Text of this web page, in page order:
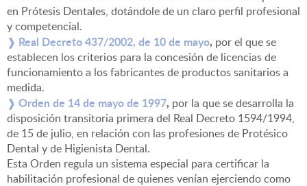
en Prótesis Dentales, dotándole de un claro perfil profesional
y competencial.
❱ Real Decreto 437/2002, de 10 de mayo, por el que se
establecen los criterios para la concesión de licencias de
funcionamiento a los fabricantes de productos sanitarios a
medida.
❱ Orden de 14 de mayo de 1997, por la que se desarrolla la
disposición transitoria primera del Real Decreto 1594/1994,
de 15 de julio, en relación con las profesiones de Protésico
Dental y de Higienista Dental.
Esta Orden regula un sistema especial para certificar la
habilitación profesional de quienes venían ejerciendo como